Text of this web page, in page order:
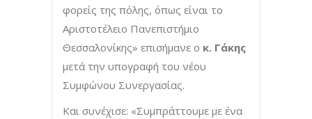
φορείς της πόλης, όπως είναι το
Αριστοτέλειο Πανεπιστήμιο
Θεσσαλονίκης» επισήμανε ο κ. Γάκης
μετά την υπογραφή του νέου
Συμφώνου Συνεργασίας.
Και συνέχισε: «Συμπράττουμε με ένα